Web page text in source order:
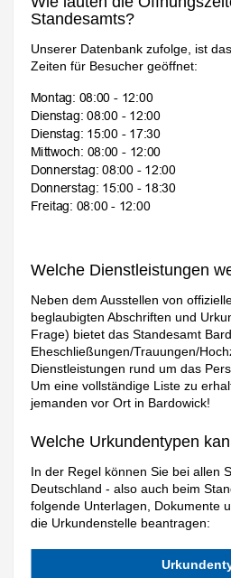
Standesamts?
Unserer Datenbank zufolge, ist
Zeiten für Besucher geöffnet:
Welche Dienstleistungen
Neben dem Ausstellen von
beglaubigten Abschriften und
Frage) bietet das Standesamt
Eheschließungen/Trauungen/
Dienstleistungen rund um das
Um eine vollständige Liste zu
jemanden vor Ort in Bardowick!
Welche Urkundentypen
In der Regel können Sie bei allen
Deutschland - also auch beim
folgende Unterlagen, Dokumente
die Urkundenstelle beantragen: